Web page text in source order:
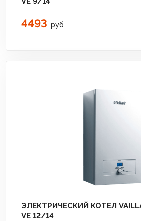
4493 руб
ЭЛЕКТРИЧЕСКИЙ КОТЕЛ
VE 12/14